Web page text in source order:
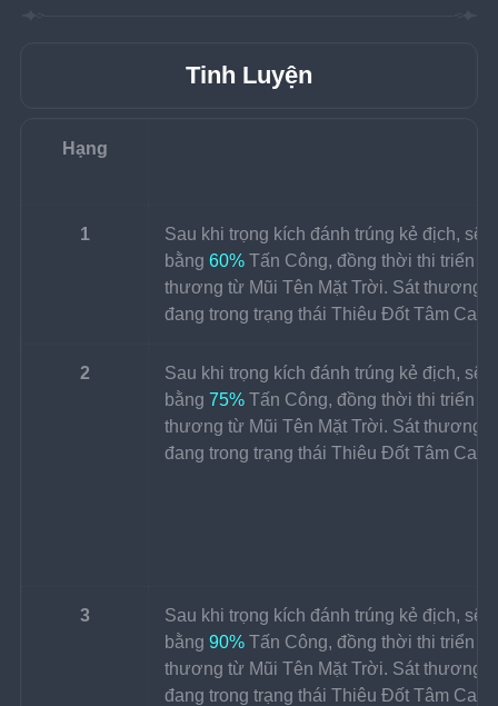
Tinh Luyện
Hạng
1
Sau khi trọng kích đánh trúng kẻ địch,
bằng 60% Tấn Công, đồng thời thi triển
thương từ Mũi Tên Mặt Trời. Sát thương
đang trong trạng thái Thiêu Đốt Tâm Can
2
Sau khi trọng kích đánh trúng kẻ địch,
bằng 75% Tấn Công, đồng thời thi triển
thương từ Mũi Tên Mặt Trời. Sát thương
đang trong trạng thái Thiêu Đốt Tâm Can
3
Sau khi trọng kích đánh trúng kẻ địch,
bằng 90% Tấn Công, đồng thời thi triển
thương từ Mũi Tên Mặt Trời. Sát thương
đang trong trạng thái Thiêu Đốt Tâm Can